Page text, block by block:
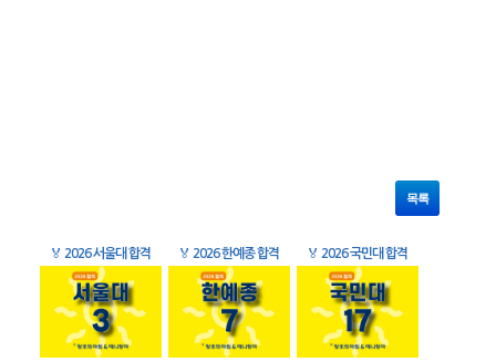
목록
🏅 2026 서울대 합격 🏅 2026 한예종 합격 🏅 2026 국민대 합격